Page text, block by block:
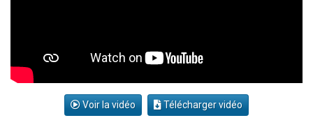
Voir la vidéo Télécharger vidéo